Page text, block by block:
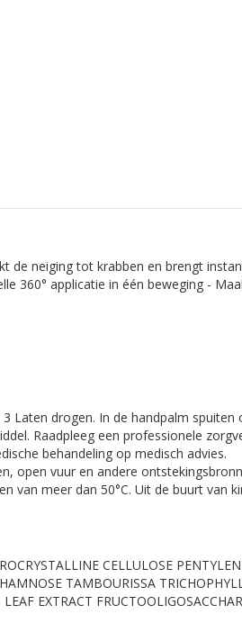
de neiging tot krabben en brengt
360° applicatie in één beweging -
Laten drogen. In de handpalm spuiten
Raadpleeg een professionele
behandeling op medisch advies.
open vuur en andere
van meer dan 50°C. Uit de buurt van
CELLULOSE
TAMBOURISSA
EXTRACT